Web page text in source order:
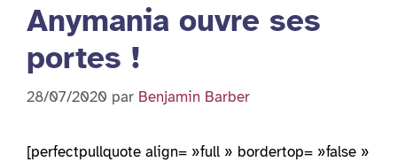
Anymania ouvre ses
portes !
28/07/2020 par Benjamin Barber
[perfectpullquote align= »full » bordertop= »false »